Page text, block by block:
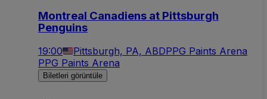
Montreal Canadiens at Pittsburgh
Penguins
19:00 Pittsburgh, PA, ABDPPG Paints Arena
PPG Paints Arena
Biletleri görüntüle